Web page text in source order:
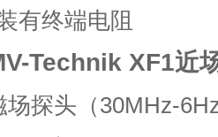
有终端电阻
Technik XF1近
场探头（30MHz-